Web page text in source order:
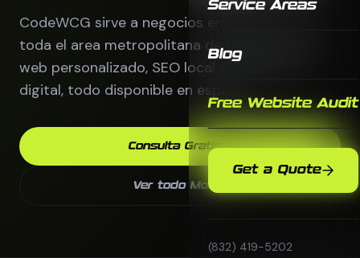
Service Areas
Blog
Free Website Audit
Get a Quote
(832) 419-5202
CodeWCG sirve a negocios en Midtown y en
toda el area metropolitana de Mobile. Diseno
web personalizado, SEO local y publicidad
digital, todo disponible en espanol.
Consulta Gratis
Ver todo Mobile